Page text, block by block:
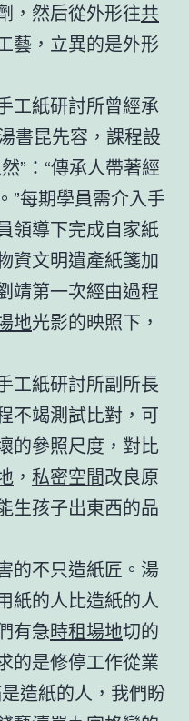
，然后從外形往共
藝，立異的是外形
工紙研討所曾經承
書昆先容，課程設
”：“傳承人帶著經
”每期學員需介入手
領導下完成自家紙
資文明遺產紙箋加
靖第一次經由過程
地光影的映照下，
工紙研討所副所長
不竭測試比對，可
的參照尺度，對比
， 私密空間改良原
生孩子出東西的品
的不只造紙匠。湯
紙的人比造紙的人
有急時租場地切的
的是修停工作從業
造紙的人，我們盼